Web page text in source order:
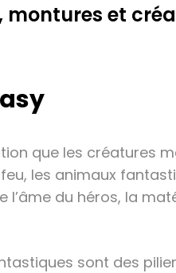
et
que les créatures
les animaux
du héros, la
sont des